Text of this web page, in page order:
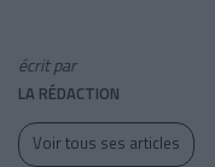
écrit par
LA RÉDACTION
Voir tous ses articles